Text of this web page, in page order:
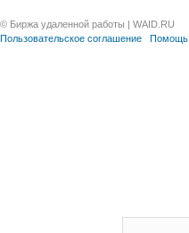
© Биржа удаленной работы | WAID.RU
Пользовательское соглашение
Помощь